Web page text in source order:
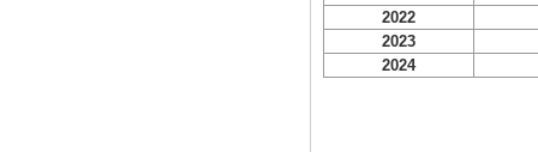
2022
2023
2024